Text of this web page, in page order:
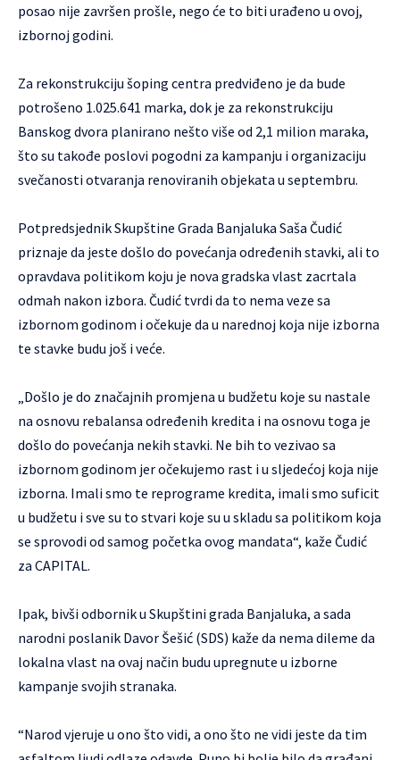
posao nije završen prošle, nego će to biti urađeno u ovoj,
izbornoj godini.
Za rekonstrukciju šoping centra predviđeno je da bude
potrošeno 1.025.641 marka, dok je za rekonstrukciju
Banskog dvora planirano nešto više od 2,1 milion maraka,
što su takođe poslovi pogodni za kampanju i organizaciju
svečanosti otvaranja renoviranih objekata u septembru.
Potpredsjednik Skupštine Grada Banjaluka Saša Čudić
priznaje da jeste došlo do povećanja određenih stavki, ali to
opravdava politikom koju je nova gradska vlast zacrtala
odmah nakon izbora. Čudić tvrdi da to nema veze sa
izbornom godinom i očekuje da u narednoj koja nije izborna
te stavke budu još i veće.
„Došlo je do značajnih promjena u budžetu koje su nastale
na osnovu rebalansa određenih kredita i na osnovu toga je
došlo do povećanja nekih stavki. Ne bih to vezivao sa
izbornom godinom jer očekujemo rast i u sljedećoj koja nije
izborna. Imali smo te reprograme kredita, imali smo suficit
u budžetu i sve su to stvari koje su u skladu sa politikom koja
se sprovodi od samog početka ovog mandata“, kaže Čudić
za CAPITAL.
Ipak, bivši odbornik u Skupštini grada Banjaluka, a sada
narodni poslanik Davor Šešić (SDS) kaže da nema dileme da
lokalna vlast na ovaj način budu upregnute u izborne
kampanje svojih stranaka.
“Narod vjeruje u ono što vidi, a ono što ne vidi jeste da tim